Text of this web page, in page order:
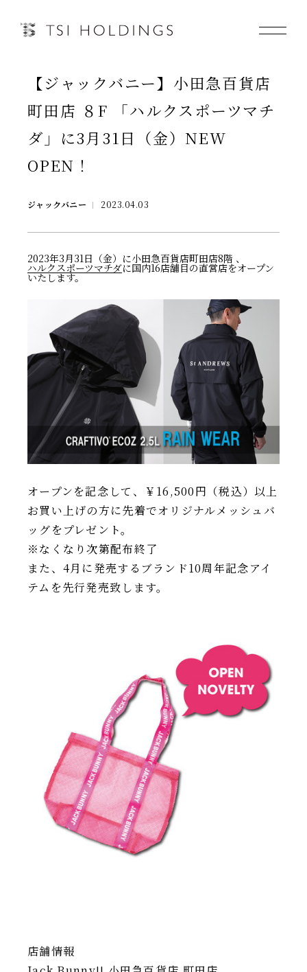
Information
Brand
Brand News
Our Purpose
Sustainability
IR情報
TSIトピックス
Foreign Investor
採用情報
お問い合わせ
【ジャックバニー】小田急百貨店
町田店 ８F 「ハルクスポーツマチ
ダ」に3月31日（金）NEW
OPEN！
ジャックバニー 2023.04.03
2023年3月31日（金）に小田急百貨店町田店8階 、
ハルクスポーツマチダに国内16店舗目の直営店をオープン
いたします。
オープンを記念して、￥16,500円（税込）以上
お買い上げの方に先着でオリジナルメッシュバ
ッグをプレゼント。
※なくなり次第配布終了
また、4月に発売するブランド10周年記念アイ
テムを先行発売致します。
店舗情報